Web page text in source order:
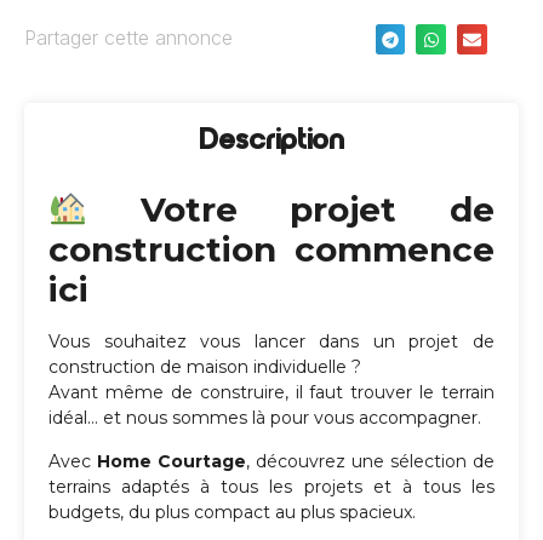
Partager cette annonce
Description
Votre projet de
construction commence
ici
Vous souhaitez vous lancer dans un projet de
construction de maison individuelle ?
Avant même de construire, il faut trouver le terrain
idéal… et nous sommes là pour vous accompagner.
Avec Home Courtage, découvrez une sélection de
terrains adaptés à tous les projets et à tous les
budgets, du plus compact au plus spacieux.